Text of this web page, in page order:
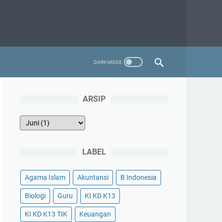
ARSIP
LABEL
Agama Islam Akuntansi B Indonesia
Biologi Guru KI KD K13
KI KD K13 TIK Keuangan